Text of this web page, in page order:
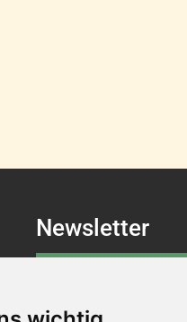
Newsletter